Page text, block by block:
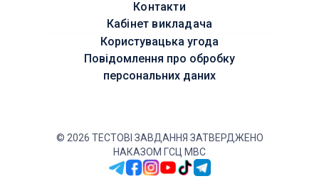
Контакти
Кабінет викладача
Користувацька угода
Повідомлення про обробку
персональних даних
© 2026 ТЕСТОВІ ЗАВДАННЯ ЗАТВЕРДЖЕНО
НАКАЗОМ ГСЦ МВС